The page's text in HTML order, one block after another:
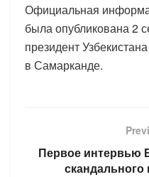
Официальная
была опубликована 2
президент
в Самарканде.
Первое интервью